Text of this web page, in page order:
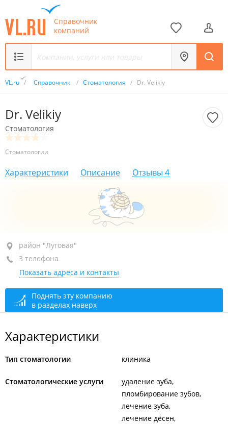
Справочник
компаний
VL.ru / Справочник / Стоматология / Dr. Velikiy
Dr. Velikiy
Стоматология
Стоматологии
Характеристики Описание Отзывы 4
район "Луговая", ул. Луговая, 49
+7 994 103-33-35
+7 (423) 205-22-25
сегодня закрыто
район "Луговая"
3 телефона
Показать адреса и контакты
Поднять эту компанию
в разделах наверх
Характеристики
Тип стоматологии клиника
Стоматологические услуги
удаление зуба
пломбирование зубов
лечение зуба
лечение дёсен